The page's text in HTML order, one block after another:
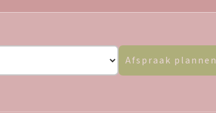
Afspraak plannen